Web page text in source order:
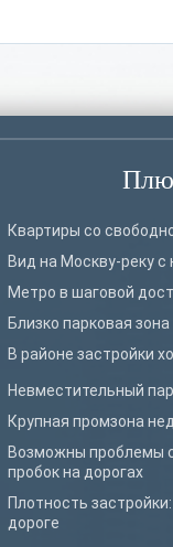
документации,
секторе
— думать о
не придется.
что экологическую
Садовники нет
наземного
с МКАД, ТТК и
Квартиры со
Вид на Москву-реку с
Метро в шаговой
Близко парковая зона
В районе застройки
Невместительный
Крупная промзона
Возможны проблемы
пробок на дорогах
Плотность
дороге